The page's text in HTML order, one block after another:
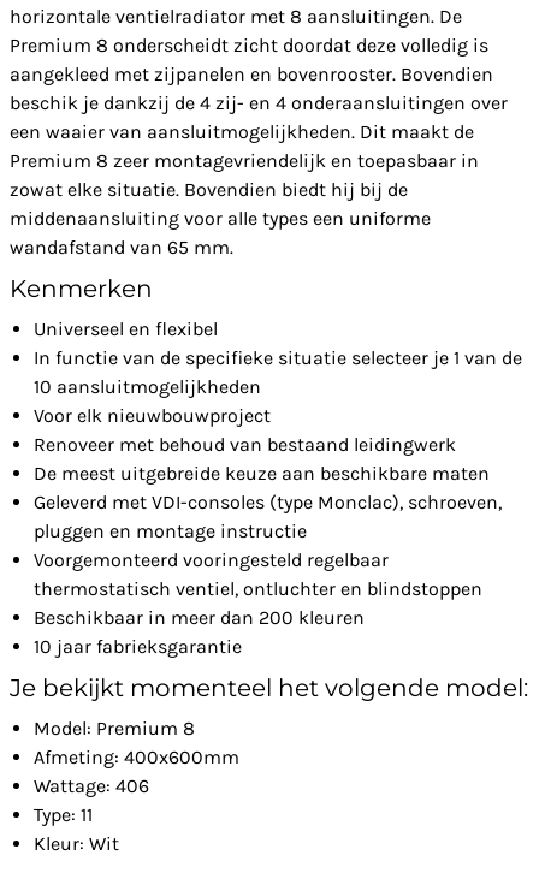
horizontale ventielradiator met 8 aansluitingen. De
Premium 8 onderscheidt zicht doordat deze volledig is
aangekleed met zijpanelen en bovenrooster. Bovendien
beschik je dankzij de 4 zij- en 4 onderaansluitingen over
een waaier van aansluitmogelijkheden. Dit maakt de
Premium 8 zeer montagevriendelijk en toepasbaar in
zowat elke situatie. Bovendien biedt hij bij de
middenaansluiting voor alle types een uniforme
wandafstand van 65 mm.
Kenmerken
Universeel en flexibel
In functie van de specifieke situatie selecteer je 1 van de
10 aansluitmogelijkheden
Voor elk nieuwbouwproject
Renoveer met behoud van bestaand leidingwerk
De meest uitgebreide keuze aan beschikbare maten
Geleverd met VDI-consoles (type Monclac), schroeven,
pluggen en montage instructie
Voorgemonteerd vooringesteld regelbaar
thermostatisch ventiel, ontluchter en blindstoppen
Beschikbaar in meer dan 200 kleuren
10 jaar fabrieksgarantie
Je bekijkt momenteel het volgende model:
Model: Premium 8
Afmeting: 400x600mm
Wattage: 406
Type: 11
Kleur: Wit